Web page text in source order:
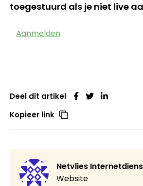
toegestuurd als je niet live
Aanmelden
Deel dit artikel
Kopieer link
Netvlies
Website